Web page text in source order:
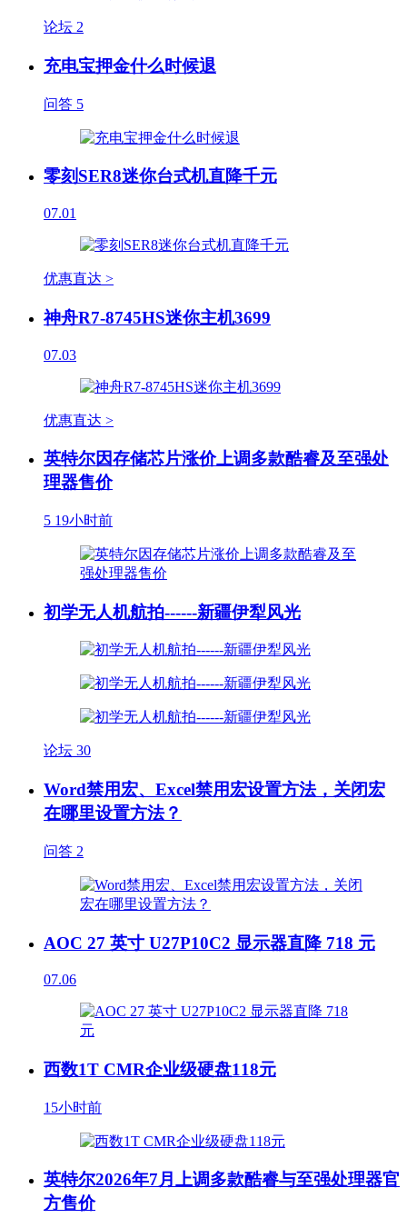
论坛 2
充电宝押金什么时候退
问答 5
零刻SER8迷你台式机直降千元
07.01
优惠直达 >
神舟R7-8745HS迷你主机3699
07.03
优惠直达 >
英特尔因存储芯片涨价上调多款酷睿及至强处
理器售价
5 19小时前
初学无人机航拍------新疆伊犁风光
论坛 30
Word禁用宏、Excel禁用宏设置方法，关闭宏
在哪里设置方法？
问答 2
AOC 27 英寸 U27P10C2 显示器直降 718 元
07.06
西数1T CMR企业级硬盘118元
15小时前
英特尔2026年7月上调多款酷睿与至强处理器官
方售价